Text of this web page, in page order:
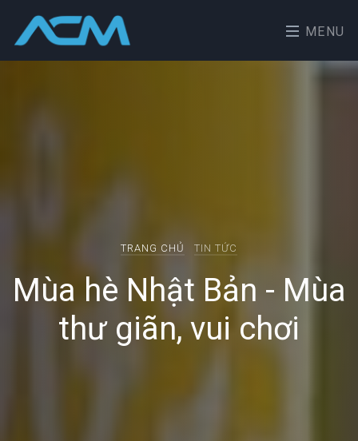
MENU
TRANG CHỦ TIN TỨC
Mùa hè Nhật Bản - Mùa
thư giãn, vui chơi